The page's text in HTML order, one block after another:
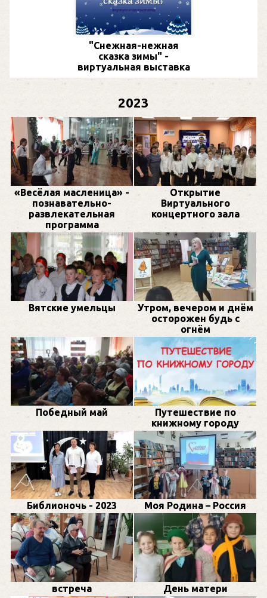
"Снежная-нежная
сказка зимы" -
виртуальная выставка
2023
«Весёлая масленица» -
познавательно-
развлекательная
программа
Открытие
Виртуального
концертного зала
Вятские умельцы
Утром, вечером и днём
осторожен будь с
огнём
Победный май
Путешествие по
книжному городу
Библионочь - 2023 Моя Родина – Россия
встреча День матери